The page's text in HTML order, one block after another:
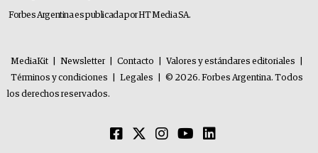
Forbes Argentina es publicada por HT Media SA.
MediaKit Newsletter Contacto Valores y estándares editoriales
Términos y condiciones
Legales
© 2026. Forbes Argentina. Todos
los derechos reservados.